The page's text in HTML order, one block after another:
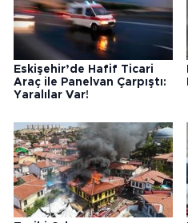
Eskişehir’de Hafif Ticari
Araç ile Panelvan Çarpıştı:
Yaralılar Var!